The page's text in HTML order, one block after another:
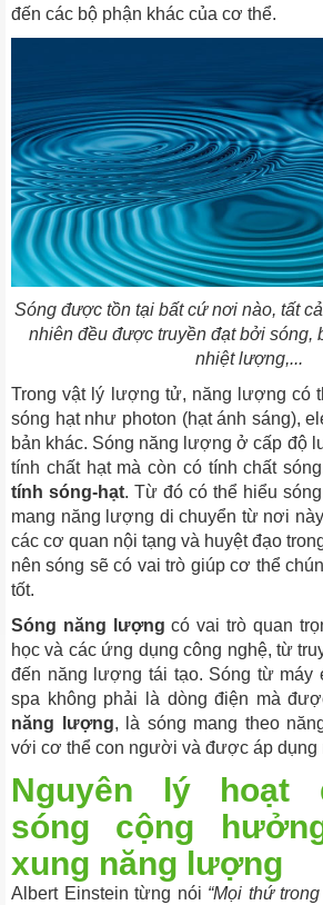
đến các bộ phận khác của cơ thể.
Sóng được tồn tại bất cứ nơi nào, tất
nhiên đều được truyền đạt bởi sóng,
nhiệt lượng,...
Trong vật lý lượng tử, năng lượng có
sóng hạt như photon (hạt ánh sáng),
bản khác. Sóng năng lượng ở cấp độ
tính chất hạt mà còn có tính chất
tính sóng-hạt. Từ đó có thể hiểu
mang năng lượng di chuyển từ nơi
các cơ quan nội tạng và huyệt đạo
nên sóng sẽ có vai trò giúp cơ thể
tốt.
Sóng năng lượng có vai trò quan
học và các ứng dụng công nghệ, từ
đến năng lượng tái tạo. Sóng từ máy
spa không phải là dòng điện mà
năng lượng, là sóng mang theo
với cơ thể con người và được áp dụng
Nguyên lý hoạt
sóng cộng
xung năng lượng
Albert Einstein từng nói “Mọi thứ